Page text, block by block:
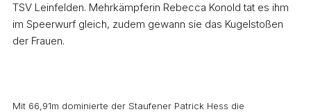
TSV Leinfelden. Mehrkämpferin Rebecca Konold tat es ihm
im Speerwurf gleich, zudem gewann sie das Kugelstoßen
der Frauen.
Mit 66,91m dominierte der Staufener Patrick Hess die